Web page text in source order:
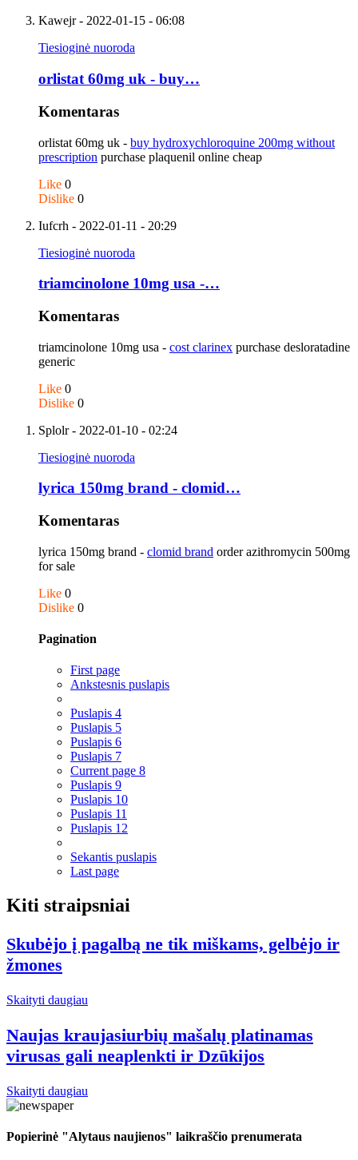
Kawejr- 2022-01-15 - 06:08
Tiesioginė nuoroda
orlistat 60mg uk - buy…
Komentaras
orlistat 60mg uk - buy hydroxychloroquine 200mg without
prescription purchase plaquenil online cheap
Like 0
Dislike 0
Iufcrh - 2022-01-11 - 20:29
Tiesioginė nuoroda
triamcinolone 10mg usa -…
Komentaras
triamcinolone 10mg usa - cost clarinex purchase desloratadine
generic
Like 0
Dislike 0
Splolr- 2022-01-10 - 02:24
Tiesioginė nuoroda
lyrica 150mg brand - clomid…
Komentaras
lyrica 150mg brand - clomid brand order azithromycin 500mg
for sale
Like 0
Dislike 0
Pagination
First page
Ankstesnis puslapis
Puslapis 4
Puslapis 5
Puslapis 6
Puslapis 7
Current page 8
Puslapis 9
Puslapis 10
Puslapis 11
Puslapis 12
Sekantis puslapis
Last page
Kiti straipsniai
Skubėjo į pagalbą ne tik miškams, gelbėjo ir
žmones
Skaityti daugiau
Naujas kraujasiurbių mašalų platinamas
virusas gali neaplenkti ir Dzūkijos
Skaityti daugiau
Popierinė "Alytaus naujienos" laikraščio prenumerata